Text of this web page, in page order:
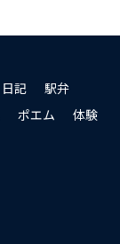
日記
駅弁
ポエム
体験